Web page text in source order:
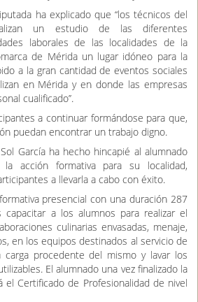
ha explicado que “los técnicos del
un estudio de las diferentes
laborales de las localidades de la
de Mérida un lugar idóneo para la
a la gran cantidad de eventos sociales
en Mérida y en donde las empresas
cualificado’’.
a continuar formándose para que,
puedan encontrar un trabajo digno.
García ha hecho hincapié al alumnado
acción formativa para su localidad,
a llevarla a cabo con éxito.
presencial con una duración 287
capacitar a los alumnos para realizar el
culinarias envasadas, menaje,
en los equipos destinados al servicio de
carga procedente del mismo y lavar los
El alumnado una vez finalizado la
el Certificado de Profesionalidad de nivel